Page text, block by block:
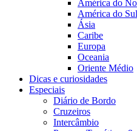
América do
América do Sul
Ásia
Caribe
Europa
Oceania
Oriente Médio
Dicas e curiosidades
Especiais
Diário de Bordo
Cruzeiros
Intercâmbio